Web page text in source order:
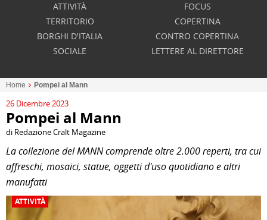
ATTIVITÀ
TERRITORIO
BORGHI D'ITALIA
SOCIALE
FOCUS
COPERTINA
CONTRO COPERTINA
LETTERE AL DIRETTORE
Home Pompei al Mann
26 Dicembre 2023
Pompei al Mann
di Redazione Cralt Magazine
La collezione del MANN comprende oltre 2.000 reperti, tra cui
affreschi, mosaici, statue, oggetti d'uso quotidiano e altri
manufatti
ATTIVITÀ